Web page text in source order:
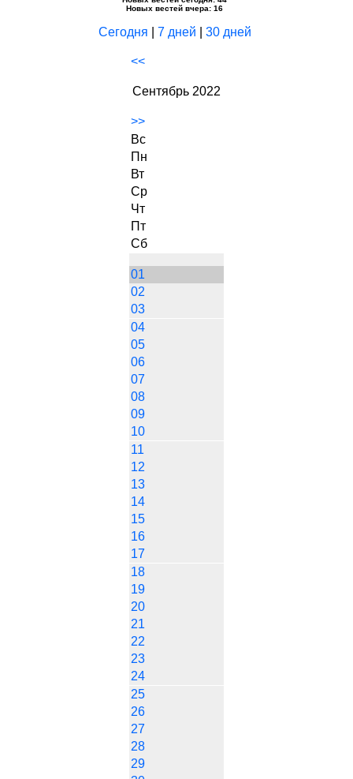
Новых вестей вчера: 16
Сегодня 7 дней 30 дней
<<
Сентябрь 2022
>>
Вс
Пн
Вт
Ср
Чт
Пт
Сб
01
02
03
04
05
06
07
08
09
10
11
12
13
14
15
16
17
18
19
20
21
22
23
24
25
26
27
28
29